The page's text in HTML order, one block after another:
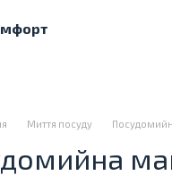
Миття посуду